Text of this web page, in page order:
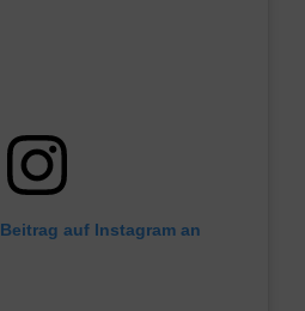
auf Instagram an